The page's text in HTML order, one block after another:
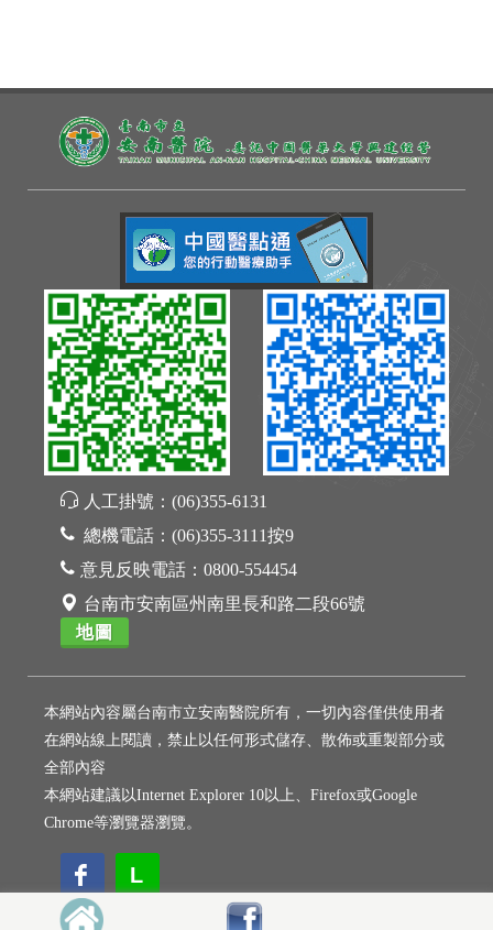
人工掛號： (06)355-6131
總機電話： (06)355-3111按9
意見反映電話： 0800-554454
台南市安南區州南里長和路二段66號
地圖
本網站內容屬台南市立安南醫院所有，一切內容僅供使用者
在網站線上閱讀，禁止以任何形式儲存、散佈或重製部分或
全部內容
本網站建議以Internet Explorer 10以上、Firefox或Google
Chrome等瀏覽器瀏覽。
L